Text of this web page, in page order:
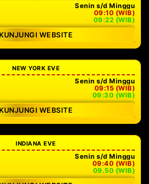
Senin s/d Minggu
09:10 (WIB)
09:22 (WIB)
KUNJUNGI WEBSITE
NEW YORK EVE
Senin s/d Minggu
09:15 (WIB)
09:30 (WIB)
KUNJUNGI WEBSITE
INDIANA EVE
Senin s/d Minggu
09:40 (WIB)
09.50 (WIB)